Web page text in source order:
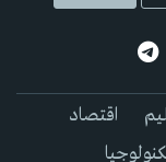
اقتصاد